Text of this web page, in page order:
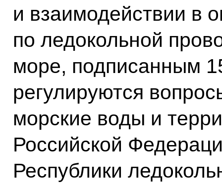
и взаимодействии в
по ледокольной
море, подписанным
регулируются
морские воды и
Российской
Республики